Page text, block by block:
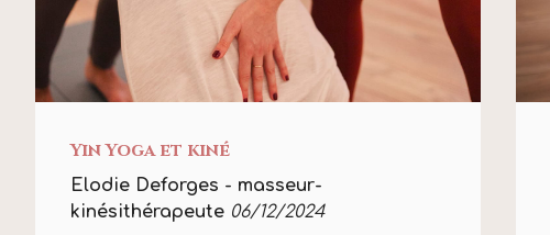
Yin Yoga et kiné
Elodie Deforges - masseur-
kinésithérapeute 06/12/2024